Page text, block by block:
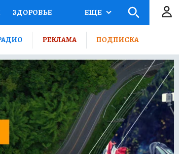
ЗДОРОВЬЕ
ТУРИЗМ
ВСЕ О КП
ЕЩЕ
РЕКЛАМА ПОДПИСКА